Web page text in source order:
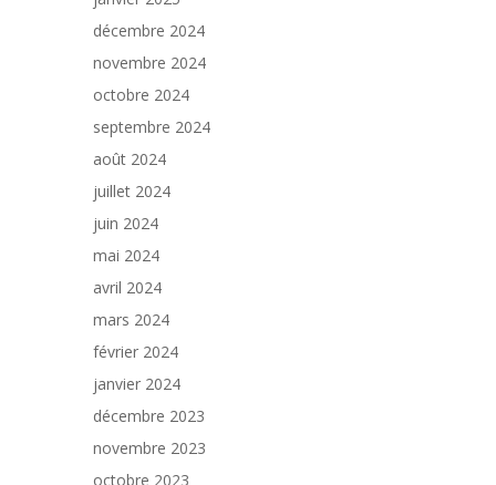
décembre 2024
novembre 2024
octobre 2024
septembre 2024
août 2024
juillet 2024
juin 2024
mai 2024
avril 2024
mars 2024
février 2024
janvier 2024
décembre 2023
novembre 2023
octobre 2023